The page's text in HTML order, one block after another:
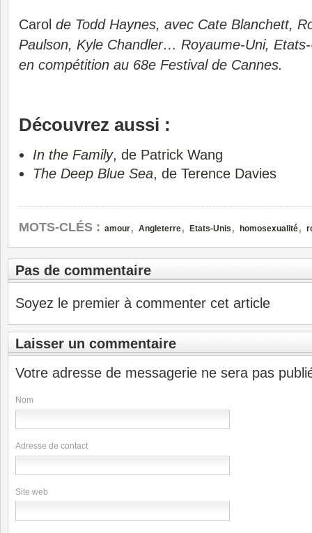
Carol de Todd Haynes, avec Cate Blanchett,
Paulson, Kyle Chandler… Royaume-Uni,
en compétition au 68e Festival de Cannes.
Découvrez aussi :
In the Family, de Patrick Wang
The Deep Blue Sea, de Terence Davies
MOTS-CLÉS : amour, Angleterre, Etats-Unis , homosexualité,
Pas de commentaire
Soyez le premier à commenter cet article
Laisser un commentaire
Votre adresse de messagerie ne sera pas
Nom
Adresse de contact
Site web